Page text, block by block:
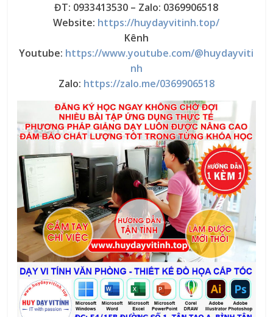
ĐT: 0933413530 – Zalo: 0369906518
Website: https://huydayvitinh.top/
Kênh
Youtube: https://www.youtube.com/@huydayviti
nh
Zalo: https://zalo.me/0369906518